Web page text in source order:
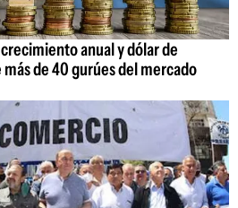
anual y dólar de
de 40 gurúes del mercado